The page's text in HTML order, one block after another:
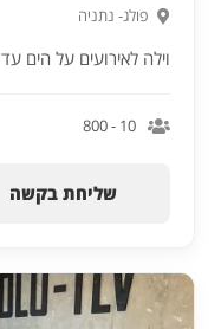
פולג- נתניה
וילה לאירועים על הים עד 400 איש במרכז הארץ
10 - 800
שליחת בקשה